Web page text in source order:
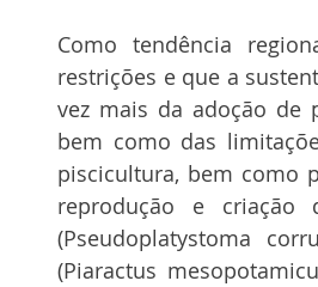
Como tendência
restrições e que a
vez mais da adoção de
bem como das
piscicultura, bem como
reprodução e criação
(Pseudoplatystoma
(Piaractus